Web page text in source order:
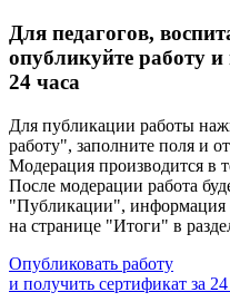
Для педагогов,
опубликуйте работу и
24 часа
Для публикации работы
работу", заполните поля и
Модерация производится в
После модерации работа
"Публикации", информация
на странице "Итоги" в
Опубликовать работу
и получить сертификат за 24